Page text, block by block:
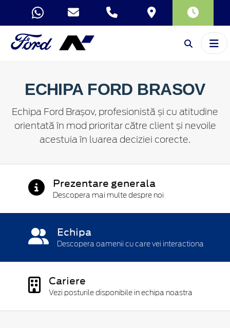
ECHIPA FORD BRASOV
Echipa Ford Brașov, profesionistă și cu atitudine
orientată în mod prioritar către client și nevoile
acestuia în luarea deciziei corecte.
Prezentare generala
Descopera mai multe despre noi
Echipa
Descopera oamenii cu care vei interactiona
Cariere
Vezi posturile disponibile in echipa noastra
VÂNZĂRI SERVICE